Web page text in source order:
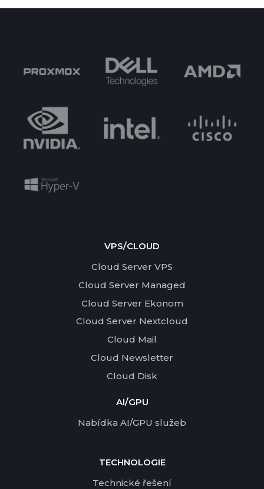
VPS/CLOUD
Cloud Server VPS
Cloud Server Managed
Cloud Server Ekonom
Cloud Server Nextcloud
Cloud Mail
Cloud Newsletter
Cloud Disk
AI/GPU
Nabídka AI/GPU služeb
TECHNOLOGIE
Technické řešení